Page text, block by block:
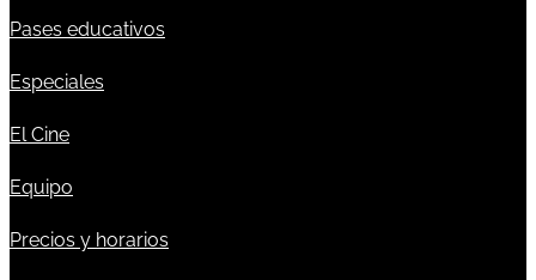
Pases educativos
Especiales
El Cine
Equipo
Precios y horarios